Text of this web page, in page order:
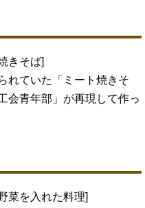
きそば]
れていた「ミート焼きそ
会青年部」が再現して作っ
菜を入れた料理]